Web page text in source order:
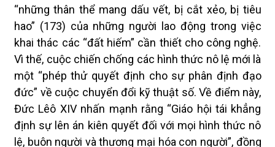
“những thân thể mang dấu vết, bị cắt xẻo, bị tiêu
hao” (173) của những người lao động trong việc
khai thác các “đất hiếm” cần thiết cho công nghệ.
Vì thế, cuộc chiến chống các hình thức nô lệ mới là
một “phép thử quyết định cho sự phân định đạo
đức” về cuộc chuyển đổi kỹ thuật số. Về điểm này,
Đức Lêô XIV nhấn mạnh rằng “Giáo hội tái khẳng
định sự lên án kiên quyết đối với mọi hình thức nô
lệ, buôn người và thương mại hóa con người”, đồng